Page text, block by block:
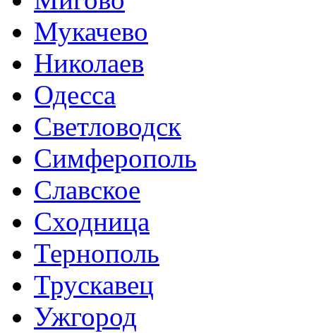
Мукачево
Николаев
Одесса
Светловодск
Симферополь
Славское
Сходница
Тернополь
Трускавец
Ужгород